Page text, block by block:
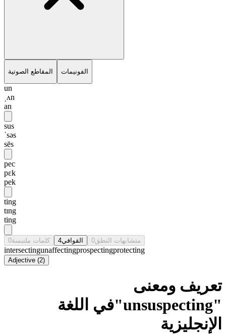
المقاطع الصوتية الفونيمات
un
ˌʌn
an
sus
ˈsəs
sēs
pec
pɛk
pek
ting
tɪng
ting
كلمات ملتبسة0 القوافي4 متشابهات النطق0
intersectingunaffectingprospectingprotecting
Adjective (2)
تعريف ومعنى
"unsuspecting"في اللغة
الإنجليزية